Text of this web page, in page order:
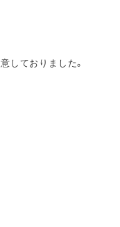
しておりました。